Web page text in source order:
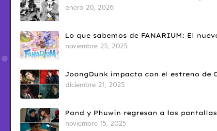
enero 20, 2026
Lo que sabemos de FANARIUM: El
noviembre 25, 2025
JoongDunk impacta con el estreno de
diciembre 21, 2025
Pond y Phuwin regresan a las
noviembre 15, 2025